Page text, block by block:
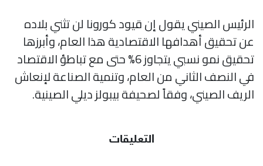
الرئيس الصيني يقول إن قيود كورونا لن تثني بلاده
عن تحقيق أهدافها الاقتصادية هذا العام، وأبرزها
تحقيق نمو نسبي يتجاوز 6% حتى مع تباطؤ الاقتصاد
في النصف الثاني من العام، وتنمية الصناعة لإنعاش
الريف الصيني، وفقاً لصحيفة بيبولز ديلي الصينية.
التعليقات